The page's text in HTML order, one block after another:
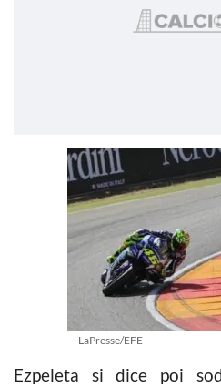
LaPresse/EFE
Ezpeleta si dice poi